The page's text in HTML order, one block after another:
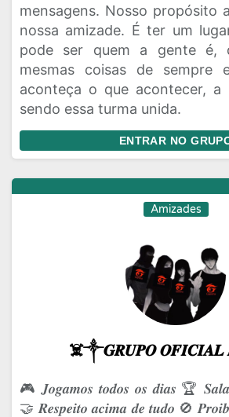
mensagens. Nosso propósito
nossa amizade. É ter um
pode ser quem a gente é,
mesmas coisas de sempre
aconteça o que acontecer, a
sendo essa turma unida.
ENTRAR NO
Amizades
☠️༒𝑮𝑹𝑼𝑷𝑶
🎮 𝑱𝒐𝒈𝒂𝒎𝒐𝒔 𝒕𝒐𝒅𝒐𝒔 𝒐𝒔 𝒅𝒊𝒂𝒔 🏆
🤝 𝑹𝒆𝒔𝒑𝒆𝒊𝒕𝒐 𝒂𝒄𝒊𝒎𝒂 𝒅𝒆 𝒕𝒖𝒅𝒐 🚫